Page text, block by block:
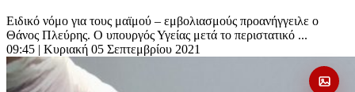
Ειδικό νόμο για τους μαϊμού – εμβολιασμούς προανήγγειλε ο
Θάνος Πλεύρης. Ο υπουργός Υγείας μετά το περιστατικό ...
09:45 | Κυριακή 05 Σεπτεμβρίου 2021